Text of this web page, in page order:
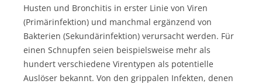
Husten und Bronchitis in erster Linie von Viren
(Primärinfektion) und manchmal ergänzend von
Bakterien (Sekundärinfektion) verursacht werden. Für
einen Schnupfen seien beispielsweise mehr als
hundert verschiedene Virentypen als potentielle
Auslöser bekannt. Von den grippalen Infekten, denen